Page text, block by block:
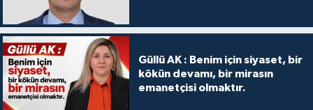
Güllü AK : Benim için siyaset, bir
kökün devamı, bir mirasın
emanetçisi olmaktır.